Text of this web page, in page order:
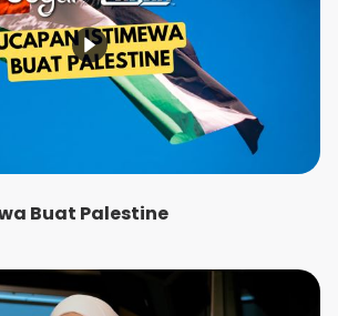
Buat Palestine